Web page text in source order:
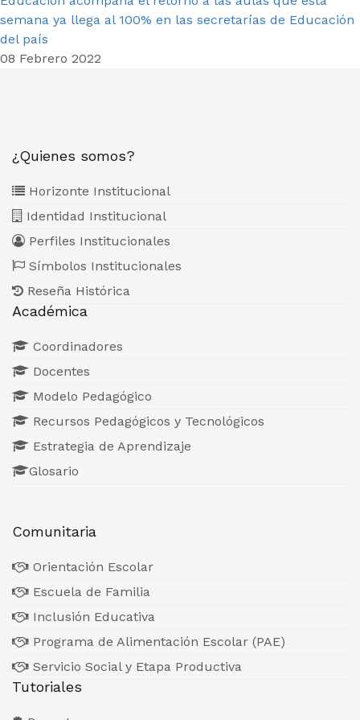
semana ya llega al 100% en las secretarías de Educación
del país
08 Febrero 2022
¿Quienes somos?
Horizonte Institucional
Identidad Institucional
Perfiles Institucionales
Símbolos Institucionales
Reseña Histórica
Académica
Coordinadores
Docentes
Modelo Pedagógico
Recursos Pedagógicos y Tecnológicos
Estrategia de Aprendizaje
Glosario
Comunitaria
Orientación Escolar
Escuela de Familia
Inclusión Educativa
Programa de Alimentación Escolar (PAE)
Servicio Social y Etapa Productiva
Tutoriales